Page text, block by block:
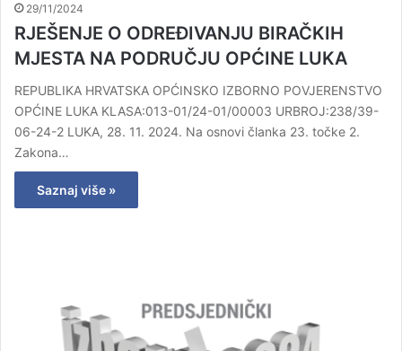
29/11/2024
RJEŠENJE O ODREĐIVANJU BIRAČKIH
MJESTA NA PODRUČJU OPĆINE LUKA
REPUBLIKA HRVATSKA OPĆINSKO IZBORNO POVJERENSTVO
OPĆINE LUKA KLASA:013-01/24-01/00003 URBROJ:238/39-
06-24-2 LUKA, 28. 11. 2024. Na osnovi članka 23. točke 2.
Zakona…
Saznaj više »